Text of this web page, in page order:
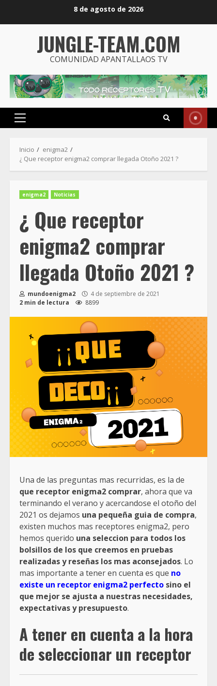
8 de agosto de 2026
JUNGLE-TEAM.COM
COMUNIDAD APANTALLAOS TV
Inicio
enigma2
¿ Que receptor enigma2 comprar llegada Otoño 2021 ?
enigma2 Noticias
¿ Que receptor
enigma2 comprar
llegada Otoño 2021 ?
mundoenigma2
4 de septiembre de 2021
2 min de lectura
8899
Una de las preguntas mas recurridas, es la de
que receptor enigma2 comprar, ahora que va
terminando el verano y acercandose el otoño del
2021 os dejamos una pequeña guia de compra,
existen muchos mas receptores enigma2, pero
hemos querido una seleccion para todos los
bolsillos de los que creemos en pruebas
realizadas y reseñas los mas aconsejados. Lo
mas importante a tener en cuenta es que no
existe un receptor enigma2 perfecto sino el
que mejor se ajusta a nuestras necesidades,
expectativas y presupuesto.
A tener en cuenta a la hora
de seleccionar un receptor